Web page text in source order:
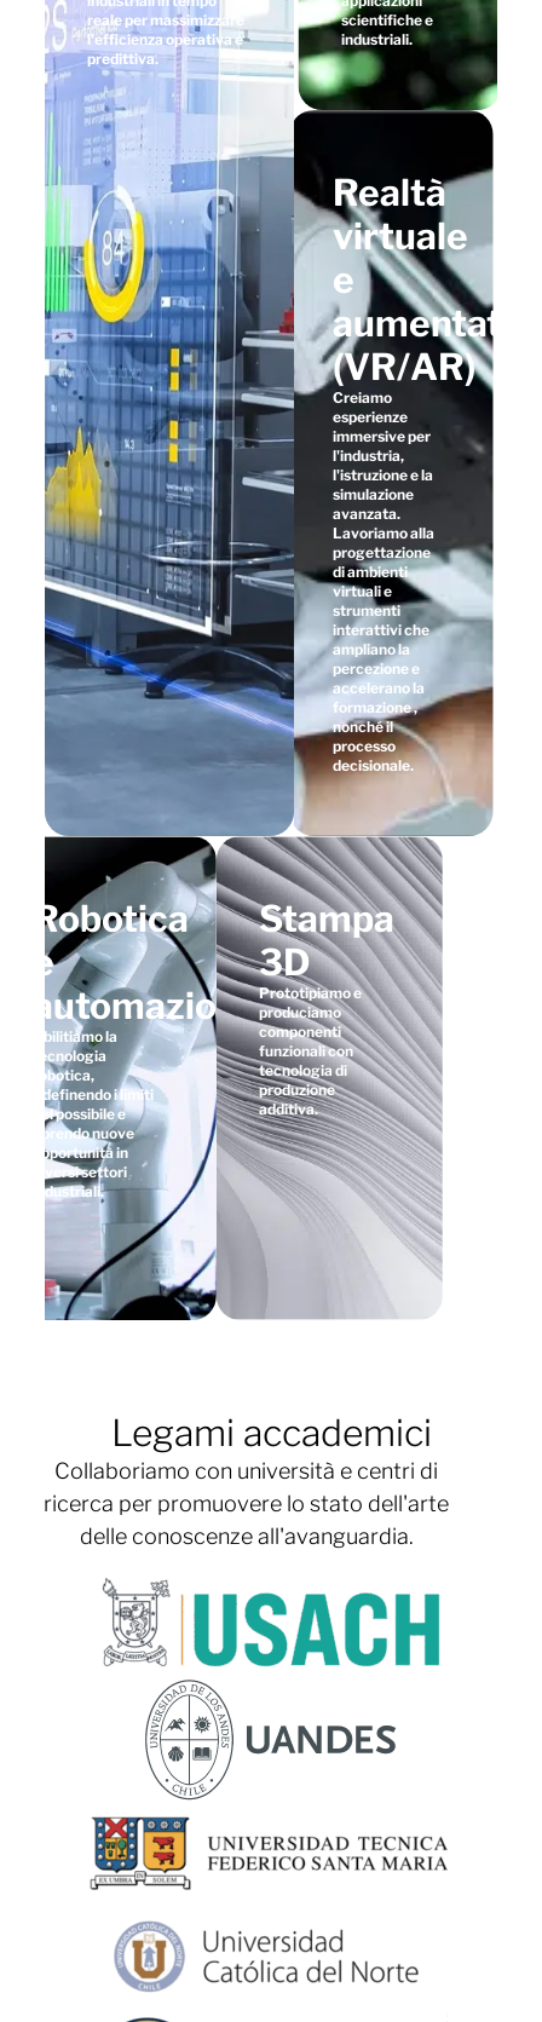
reale per massimizzare
l'efficienza operativa e
predittiva.
scientifiche e
industriali.
Realtà
virtuale
e
aumentata
(VR/AR)
Creiamo
esperienze
immersive per
l'industria,
l'istruzione e la
simulazione
avanzata.
Lavoriamo alla
progettazione
di ambienti
virtuali e
strumenti
interattivi che
ampliano la
percezione e
accelerano la
formazione ,
nonché il
processo
decisionale.
Robotica
e
automazione
Abilitiamo la
tecnologia
robotica,
ridefinendo i limiti
del possibile e
aprendo nuove
opportunità in
diversi settori
industriali.
Stampa
3D
Prototipiamo e
produciamo
componenti
funzionali con
tecnologia di
produzione
additiva.
Legami accademici
Collaboriamo con università e centri di
ricerca per promuovere lo stato dell'arte
delle conoscenze all'avanguardia.